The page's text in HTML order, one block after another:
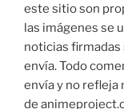
este sitio son
las imágenes se
noticias firmadas
envía. Todo
envía y no refleja
de